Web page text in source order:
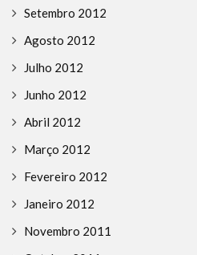
Setembro 2012
Agosto 2012
Julho 2012
Junho 2012
Abril 2012
Março 2012
Fevereiro 2012
Janeiro 2012
Novembro 2011